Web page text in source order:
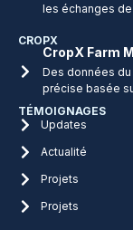
les échanges
CROPX
CropX Farm
Des données
précise basée
TÉMOIGNAGES
Updates
Actualité
Projets
Projets